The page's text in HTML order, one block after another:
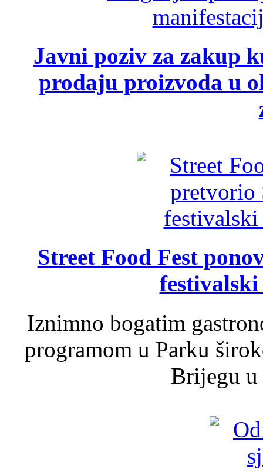
Javni poziv za zakup
prodaju proizvoda u
Street Food Fest
Iznimno bogatim
programom u Parku
Brijegu u